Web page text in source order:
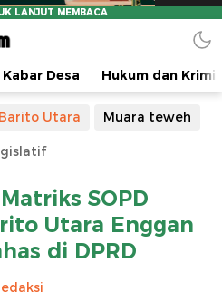
Kabar Desa Hukum dan
Barito Utara Muara teweh
SOPD
Utara Enggan
di DPRD